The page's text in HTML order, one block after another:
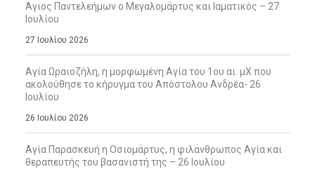
Άγιος Παντελεήμων ο Μεγαλομάρτυς και Ιαματικός – 27
Ιουλίου
27 Ιουλίου 2026
Αγία Ωραιοζήλη, η μορφωμένη Αγία του 1ου αι. μΧ που
ακολούθησε το κήρυγμα του Απόστολου Ανδρέα- 26
Ιουλίου
26 Ιουλίου 2026
Αγία Παρασκευή η Οσιομάρτυς, η φιλάνθρωπος Αγία και
θεραπευτής του βασανιστή της – 26 Ιουλίου